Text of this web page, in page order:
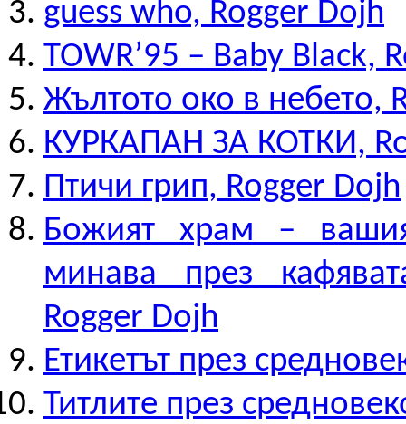
guess who, Rogger Dojh
TOWR’95 – Baby Black,
Жълтото око в небето,
КУРКАПАН ЗА КОТКИ,
Птичи грип, Rogger Dojh
Божият храм –
минава през
Rogger Dojh
Етикетът през
Титлите през